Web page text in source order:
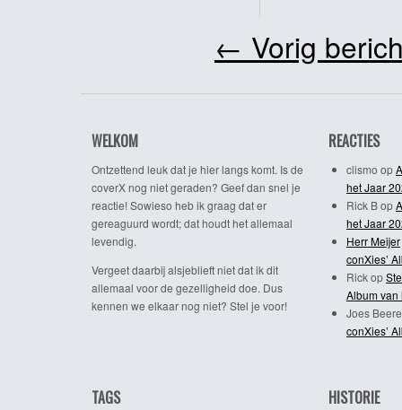
← Vorig
WELKOM
Ontzettend leuk dat je hier langs komt. Is de
coverX nog niet geraden? Geef dan snel je
reactie! Sowieso heb ik graag dat er
gereaguurd wordt; dat houdt het allemaal
levendig.
Vergeet daarbij alsjeblieft niet dat ik dit
allemaal voor de gezelligheid doe. Dus
kennen we elkaar nog niet? Stel je voor!
REACTIES
clismo op
het Jaar
Rick Bop
het Jaar
Herr Meijer
conXies’
Rickop
Album van
Joes
conXies’
TAGS HISTORIE